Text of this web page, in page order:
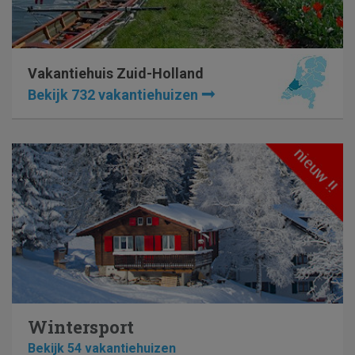
Vakantiehuis Zuid-Holland
Bekijk 732 vakantiehuizen
Wintersport
Bekijk 54 vakantiehuizen